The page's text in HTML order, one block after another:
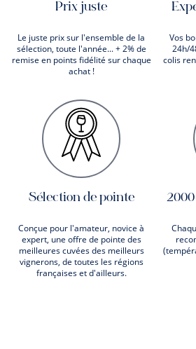
Prix juste
Le juste prix sur l'ensemble de la
sélection, toute l'année... + 2% de
remise en points fidélité sur chaque
achat !
Vos
24h/
colis
Sélection de pointe
Conçue pour l'amateur, novice à
expert, une offre de pointe des
meilleures cuvées des meilleurs
vignerons, de toutes les régions
françaises et d'ailleurs.